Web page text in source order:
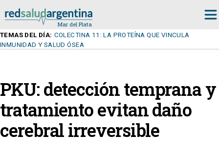
TEMAS DEL DÍA: COLECTINA 11: LA PROTEÍNA QUE VINCULA
INMUNIDAD Y SALUD ÓSEA
PKU: detección temprana y
tratamiento evitan daño
cerebral irreversible